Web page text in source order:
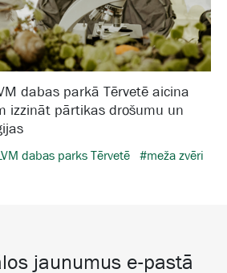
dabas parkā Tērvetē aicina
izzināt pārtikas drošumu un
dabas parks Tērvetē #meža zvēri
jaunumus e-pastā